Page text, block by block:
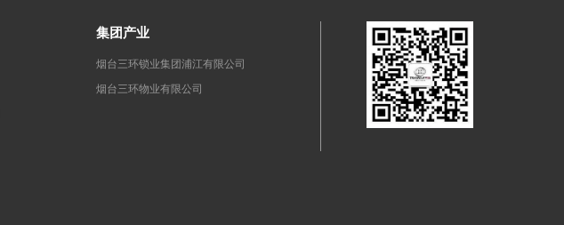
集团产业
烟台三环锁业集团浦江有限公司
烟台三环物业有限公司